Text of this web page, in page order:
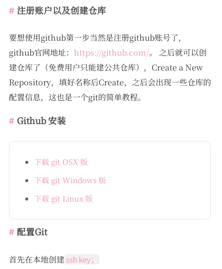
注册账户以及创建仓库
要想使用github第一步当然是注册github账号了，
github官网地址： https://github.com/。 之后就可以创
建仓库了（免费用户只能建公共仓库），Create a New
Repository，填好名称后Create，之后会出现一些仓库的
配置信息，这也是一个git的简单教程。
Github 安装
下载 git OSX 版
下载 git Windows 版
下载 git Linux 版
配置Git
首先在本地创建ssh key；